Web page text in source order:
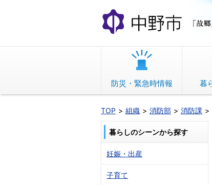
文
へ
動
防災・緊急時情報 暮
TOP 組織 消防部 消防課
暮らしのシーンから探す
妊娠・出産
子育て